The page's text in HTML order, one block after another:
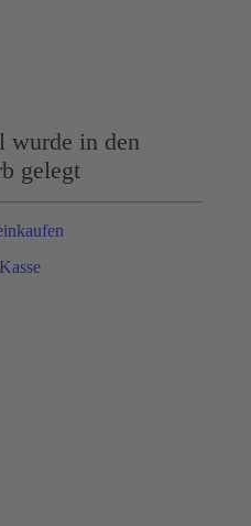
wurde in den
gelegt